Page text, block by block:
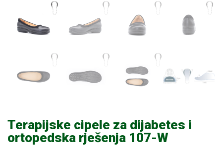
Terapijske cipele za dijabetes i
ortopedska rješenja 107-W